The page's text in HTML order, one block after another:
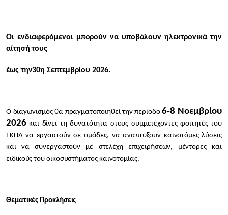
Οι ενδιαφερόμενοι μπορούν να υποβάλουν ηλεκτρονικά την
αίτησή τους
έως την30η Σεπτεμβρίου 2026.
Ο διαγωνισμός θα πραγματοποιηθεί την περίοδο6-8 Νοεμβρίου
2026και δίνει τη δυνατότητα στους συμμετέχοντες φοιτητές του
ΕΚΠΑ να εργαστούν σε ομάδες, να αναπτύξουν καινοτόμες λύσεις
και να συνεργαστούν με στελέχη επιχειρήσεων, μέντορες και
ειδικούς του οικοσυστήματος καινοτομίας.
Θεματικές Προκλήσεις